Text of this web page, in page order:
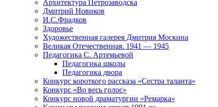
Архитектура Петрозаводска
Дмитрий Новиков
И.С.Фрадков
Здоровье
Художественная галерея Дмитрия Москина
Великая Отечественная. 1941 — 1945
Педагогика С. Артемьевой
Педагогика школы
Педагогика двора
Конкурс короткого рассказа «Сестра таланта»
Конкурс «Во весь голос»
Конкурс новой драматургии «Ремарка»